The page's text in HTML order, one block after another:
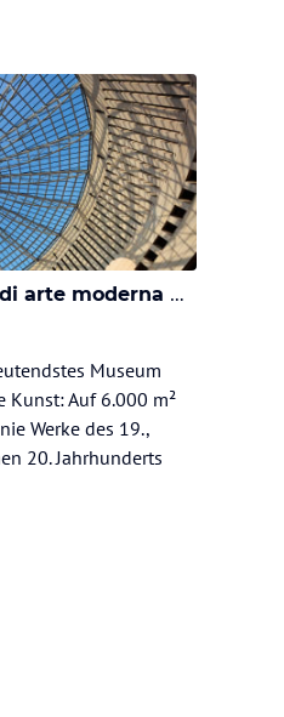
MART - Museo di arte moderna e contemporanea
Museum
Kunst: Auf 6.000 m²
Werke des 19.,
20. Jahrhunderts